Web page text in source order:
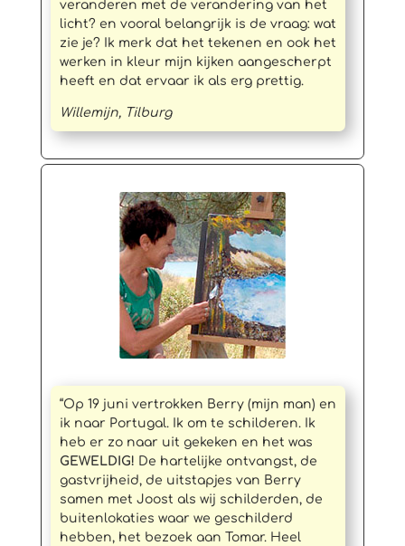
veranderen met de verandering van het
licht? en vooral belangrijk is de vraag: wat
zie je? Ik merk dat het tekenen en ook het
werken in kleur mijn kijken aangescherpt
heeft en dat ervaar ik als erg prettig.
Willemijn, Tilburg
“Op 19 juni vertrokken Berry (mijn man) en
ik naar Portugal. Ik om te schilderen. Ik
heb er zo naar uit gekeken en het was
GEWELDIG! De hartelijke ontvangst, de
gastvrijheid, de uitstapjes van Berry
samen met Joost als wij schilderden, de
buitenlokaties waar we geschilderd
hebben, het bezoek aan Tomar. Heel